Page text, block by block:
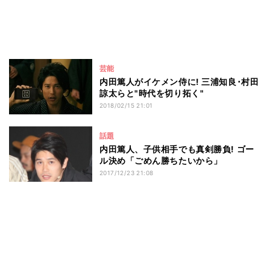
芸能
内田篤人がイケメン侍に! 三浦知良･村田
諒太らと"時代を切り拓く"
2018/02/15 21:01
話題
内田篤人、子供相手でも真剣勝負! ゴー
ル決め「ごめん勝ちたいから」
2017/12/23 21:08